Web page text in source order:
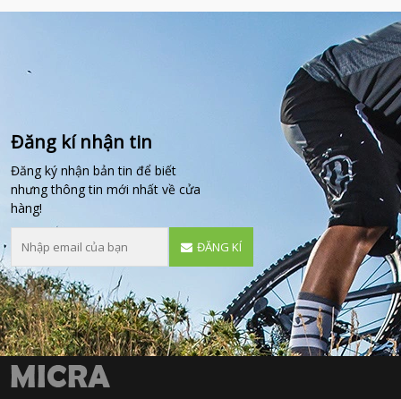
Đăng kí nhận tin
Đăng ký nhận bản tin để biết
nhưng thông tin mới nhất về cửa
hàng!
ĐĂNG KÍ